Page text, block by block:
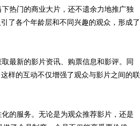
热门的商业大片，还不遗余力地推广独
了各个年龄层和不同兴趣的观众，形成了
最新的影片资讯、购票信息和影评。同
样的互动不仅增强了观众与影片之间的联
的服务。无论是为观众推荐影片，还是